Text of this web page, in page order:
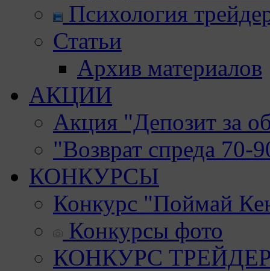
Психология
Статьи
Архив материалов
АКЦИИ
Акция "Депозит за
"Возврат спреда 70-
КОНКУРСЫ
Конкурс "Поймай
Конкурсы фото
КОНКУРС